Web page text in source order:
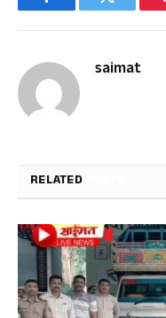
FacebookTwitter
saimat
RELATED